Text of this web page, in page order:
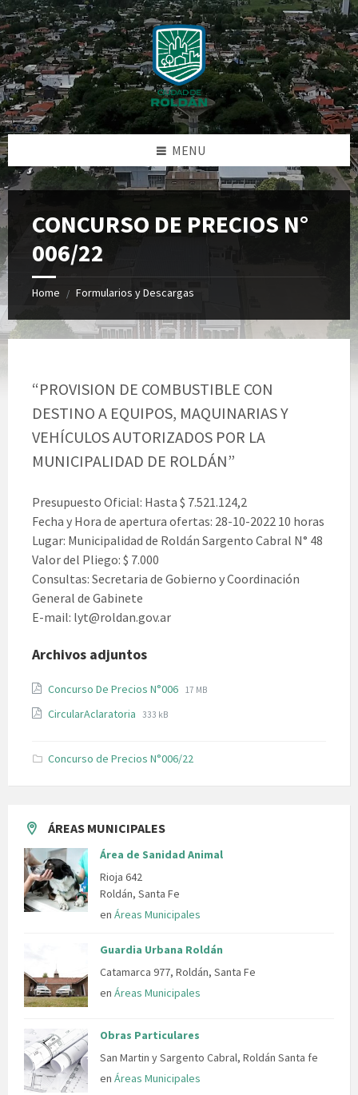
Skip
to
content
Skip
to
left
sidebar
Skip
to
right
sidebar
Skip
to
footer
MENU
CONCURSO DE PRECIOS N°
006/22
Home / Formularios y Descargas
“PROVISION DE COMBUSTIBLE CON
DESTINO A EQUIPOS, MAQUINARIAS Y
VEHÍCULOS AUTORIZADOS POR LA
MUNICIPALIDAD DE ROLDÁN”
Presupuesto Oficial: Hasta $ 7.521.124,2
Fecha y Hora de apertura ofertas: 28-10-2022 10 horas
Lugar: Municipalidad de Roldán Sargento Cabral N° 48
Valor del Pliego: $ 7.000
Consultas: Secretaria de Gobierno y Coordinación
General de Gabinete
E-mail: lyt@roldan.gov.ar
Archivos adjuntos
Concurso De Precios N°006 File
File
17 MB
CircularAclaratoria File
File
333 kB
Concurso de Precios N°006/22
ÁREAS MUNICIPALES
Área de Sanidad Animal
Rioja 642
Roldán, Santa Fe
en Áreas Municipales
Guardia Urbana Roldán
Catamarca 977, Roldán, Santa Fe
en Áreas Municipales
Obras Particulares
San Martin y Sargento Cabral, Roldán Santa fe
en Áreas Municipales